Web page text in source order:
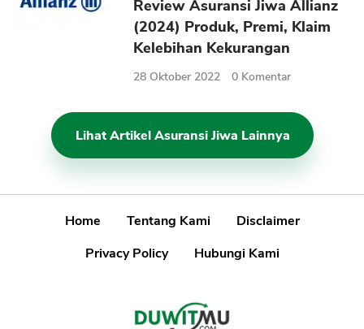
Review Asuransi Jiwa Allianz
(2024) Produk, Premi, Klaim
Kelebihan Kekurangan
28 Oktober 2022 0 Komentar
Lihat Artikel Asuransi Jiwa Lainnya
Home Tentang Kami
Disclaimer
Privacy Policy
Hubungi Kami